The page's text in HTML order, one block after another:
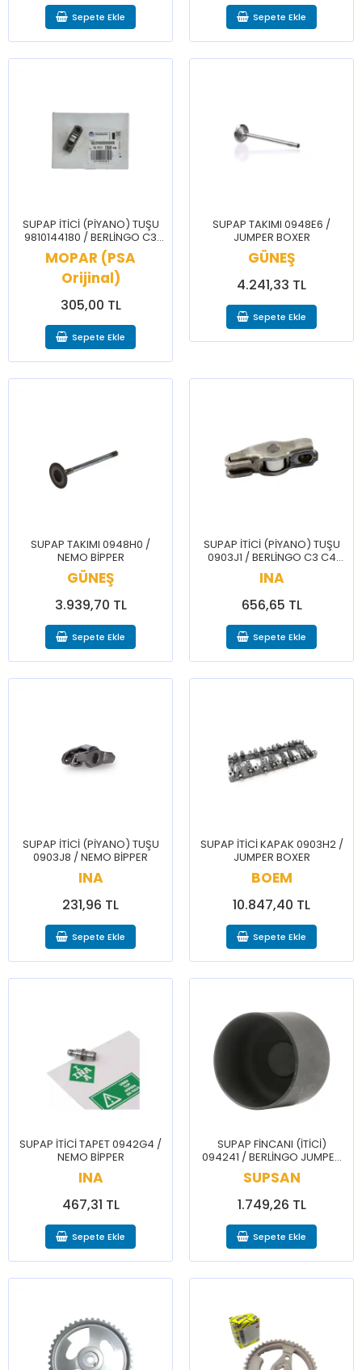
Sepete Ekle Sepete Ekle
SUPAP İTİCİ (PİYANO) TUŞU
9810144180 / BERLİNGO C3
C4 CELYSEE 2008 208 3008
301 308 508 PRTNR RFTR
MOPAR (PSA
Orijinal)
305,00 TL
Sepete Ekle
SUPAP TAKIMI 0948E6 /
JUMPER BOXER
GÜNEŞ
4.241,33 TL
Sepete Ekle
SUPAP TAKIMI 0948H0 /
NEMO BİPPER
GÜNEŞ
3.939,70 TL
Sepete Ekle
SUPAP İTİCİ (PİYANO) TUŞU
0903J1 / BERLİNGO C3 C4
CELYSEE 206 207 208 3008
301 307 308 508 PRTNR
INA
656,65 TL
Sepete Ekle
SUPAP İTİCİ (PİYANO) TUŞU
0903J8 / NEMO BİPPER
INA
231,96 TL
Sepete Ekle
SUPAP İTİCİ KAPAK 0903H2 /
JUMPER BOXER
BOEM
10.847,40 TL
Sepete Ekle
SUPAP İTİCİ TAPET 0942G4 /
NEMO BİPPER
INA
467,31 TL
Sepete Ekle
SUPAP FİNCANI (İTİCİ)
094241 / BERLİNGO JUMPER
JUMPY XSARA 206 BOXER
EXPERT PARTNER
SUPSAN
1.749,26 TL
Sepete Ekle